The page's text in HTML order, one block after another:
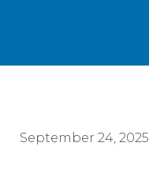
September 24, 2025